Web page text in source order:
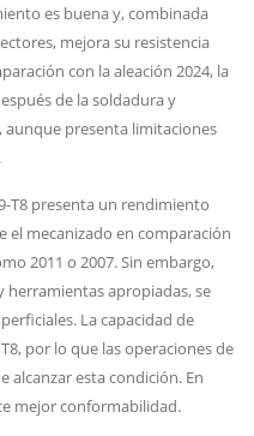
es buena y, combinada
mejora su resistencia
con la aleación 2024, la
de la soldadura y
aunque presenta limitaciones
T8 presenta un rendimiento
el mecanizado en comparación
2011 o 2007. Sin embargo,
apropiadas, se
La capacidad de
por lo que las operaciones de
alcanzar esta condición. En
mejor conformabilidad.